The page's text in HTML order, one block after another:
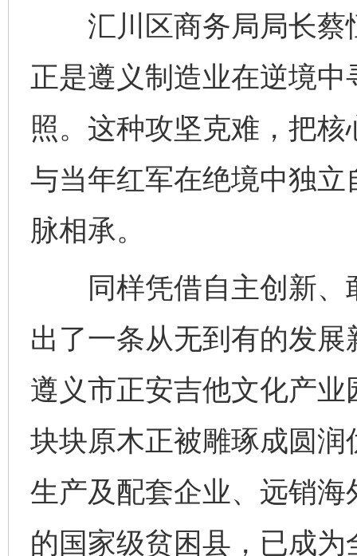
汇川区商务局局长蔡
正是遵义制造业在逆境
照。这种攻坚克难，把
与当年红军在绝境中独
脉相承。
同样凭借自主创新、
出了一条从无到有的发
遵义市正安吉他文化产
块块原木正被雕琢成圆
生产及配套企业、远销
的国家级贫困县，已成